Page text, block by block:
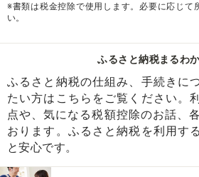
※書類は税金控除で使用します。必要に応じて
い。
ふるさと納税まるわか
ふるさと納税の仕組み、手続きに
たい方はこちらをご覧ください。
点や、気になる税額控除のお話、
おります。ふるさと納税を利用す
と安心です。